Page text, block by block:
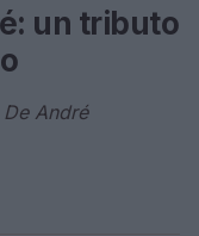
un tributo
André